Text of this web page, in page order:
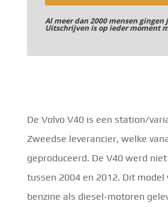
Al meer dan 2000 mensen gingen
Uitschrijven is op ieder moment
De Volvo V40 is een station/
Zweedse leverancier, welke
geproduceerd. De V40 werd
tussen 2004 en 2012. Dit
benzine als diesel-motoren